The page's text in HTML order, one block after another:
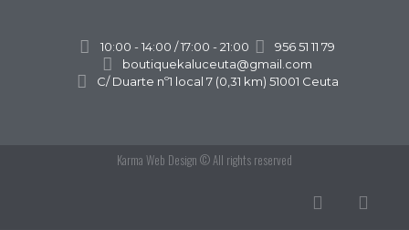
10:00 - 14:00 / 17:00 - 21:00
956 51 11 79
boutiquekaluceuta@gmail.com
C/ Duarte nº1 local 7 (0,31 km) 51001 Ceuta
Karma Web Design © All rights reserved